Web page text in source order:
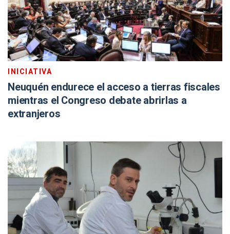
INICIATIVA
Neuquén endurece el acceso a tierras fiscales
mientras el Congreso debate abrirlas a
extranjeros